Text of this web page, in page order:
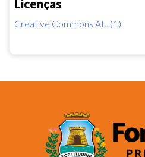
Licenças
Creative Commons At...(1)